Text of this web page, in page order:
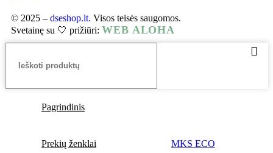
© 2025 – dseshop.lt. Visos teisės saugomos.
Svetainę su 🤍 prižiūri: WEB ALOHA
Pagrindinis
Prekių ženklai MKS ECO